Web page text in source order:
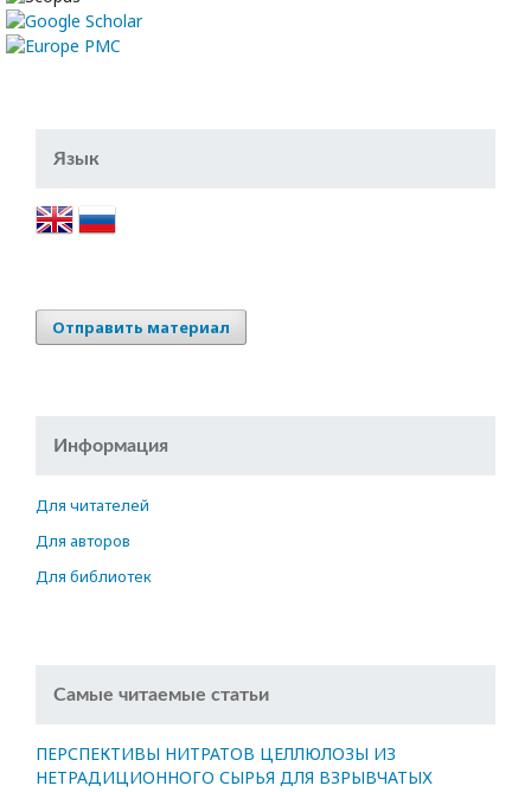
Язык
Отправить материал
Информация
Для читателей
Для авторов
Для библиотек
Самые читаемые статьи
ПЕРСПЕКТИВЫ НИТРАТОВ ЦЕЛЛЮЛОЗЫ ИЗ
НЕТРАДИЦИОННОГО СЫРЬЯ ДЛЯ ВЗРЫВЧАТЫХ